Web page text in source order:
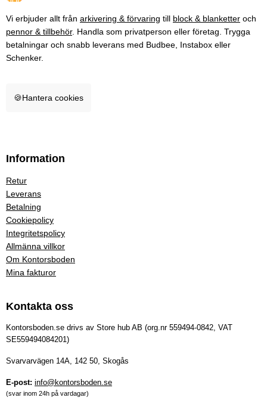
Vi erbjuder allt från arkivering & förvaring till block & blanketter och
pennor & tillbehör. Handla som privatperson eller företag. Trygga
betalningar och snabb leverans med Budbee, Instabox eller
Schenker.
🍪Hantera cookies
Information
Retur
Leverans
Betalning
Cookiepolicy
Integritetspolicy
Allmänna villkor
Om Kontorsboden
Mina fakturor
Kontakta oss
Kontorsboden.se drivs av Store hub AB (org.nr 559494-0842, VAT
SE559494084201)
Svarvarvägen 14A, 142 50, Skogås
E-post: info@kontorsboden.se
(svar inom 24h på vardagar)